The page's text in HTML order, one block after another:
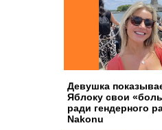
Девушка
Яблоку свои
ради гендерного
Nakonu